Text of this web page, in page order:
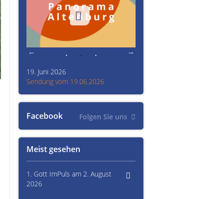
Meist gesehen
1. Gott ImPuls am 2. August
2026
Facebook Folgen Sie uns
19. Juni 2026
Sendung vom 19.06.2026